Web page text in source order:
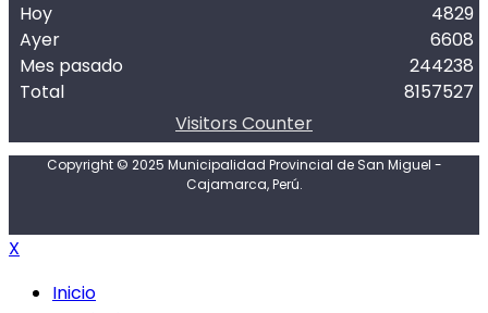
Hoy
Ayer
Mes pasado
Total
4829
6608
244238
8157527
Visitors Counter
Copyright © 2025 Municipalidad Provincial de San Miguel -
Cajamarca, Perú.
X
Inicio